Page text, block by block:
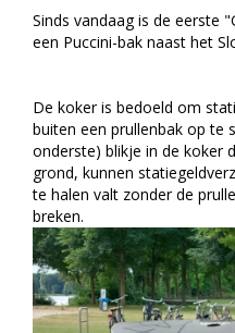
Sinds vandaag is de eerste
een Puccini-bak naast het
De koker is bedoeld om
buiten een prullenbak op te
onderste) blikje in de koker
grond, kunnen
te halen valt zonder de
breken.